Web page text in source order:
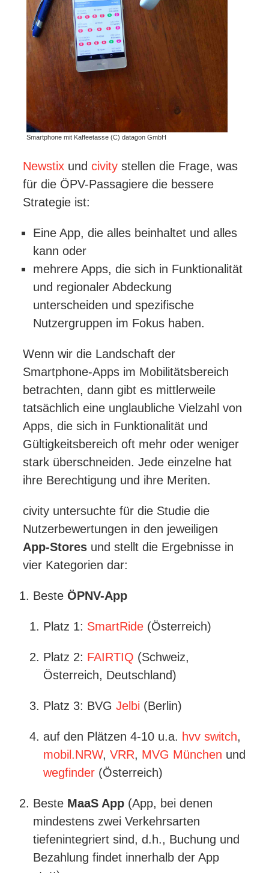
Smartphone mit Kaffeetasse (C) datagon GmbH
Newstix und civity stellen die Frage, was
für die ÖPV-Passagiere die bessere
Strategie ist:
Eine App, die alles beinhaltet und alles
kann oder
mehrere Apps, die sich in Funktionalität
und regionaler Abdeckung
unterscheiden und spezifische
Nutzergruppen im Fokus haben.
Wenn wir die Landschaft der
Smartphone-Apps im Mobilitätsbereich
betrachten, dann gibt es mittlerweile
tatsächlich eine unglaubliche Vielzahl von
Apps, die sich in Funktionalität und
Gültigkeitsbereich oft mehr oder weniger
stark überschneiden. Jede einzelne hat
ihre Berechtigung und ihre Meriten.
civity untersuchte für die Studie die
Nutzerbewertungen in den jeweiligen
App-Stores und stellt die Ergebnisse in
vier Kategorien dar:
Beste ÖPNV-App
Platz 1: SmartRide (Österreich)
Platz 2: FAIRTIQ (Schweiz,
Österreich, Deutschland)
Platz 3: BVG Jelbi (Berlin)
auf den Plätzen 4-10 u.a. hvv switch,
mobil.NRW, VRR, MVG München und
wegfinder (Österreich)
Beste MaaS App (App, bei denen
mindestens zwei Verkehrsarten
tiefenintegriert sind, d.h., Buchung und
Bezahlung findet innerhalb der App